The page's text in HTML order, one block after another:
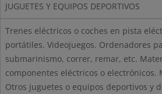
JUGUETES Y EQUIPOS DEPORTIVOS
Trenes eléctricos o coches en pista
portátiles. Videojuegos. Ordenadores
submarinismo, correr, remar, etc.
componentes eléctricos o electrónicos.
Otros juguetes o equipos deportivos y